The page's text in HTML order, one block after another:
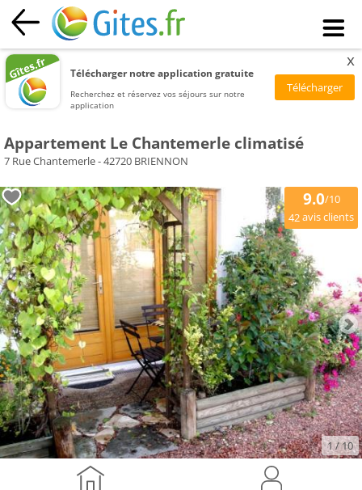
Télécharger notre application gratuite
Recherchez et réservez vos séjours sur notre
application
x
Appartement Le Chantemerle climatisé
7 Rue Chantemerle - 42720 BRIENNON
9.0/10
42avis clients
1/ 10